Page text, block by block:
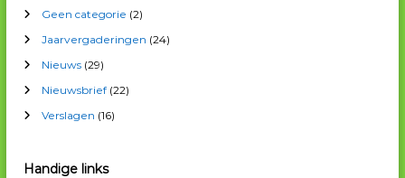
a
c
h
i
f
Geen categorie (2)
Jaarvergaderingen (24)
Nieuws (29)
Nieuwsbrief(22)
Verslagen (16)
Handige links